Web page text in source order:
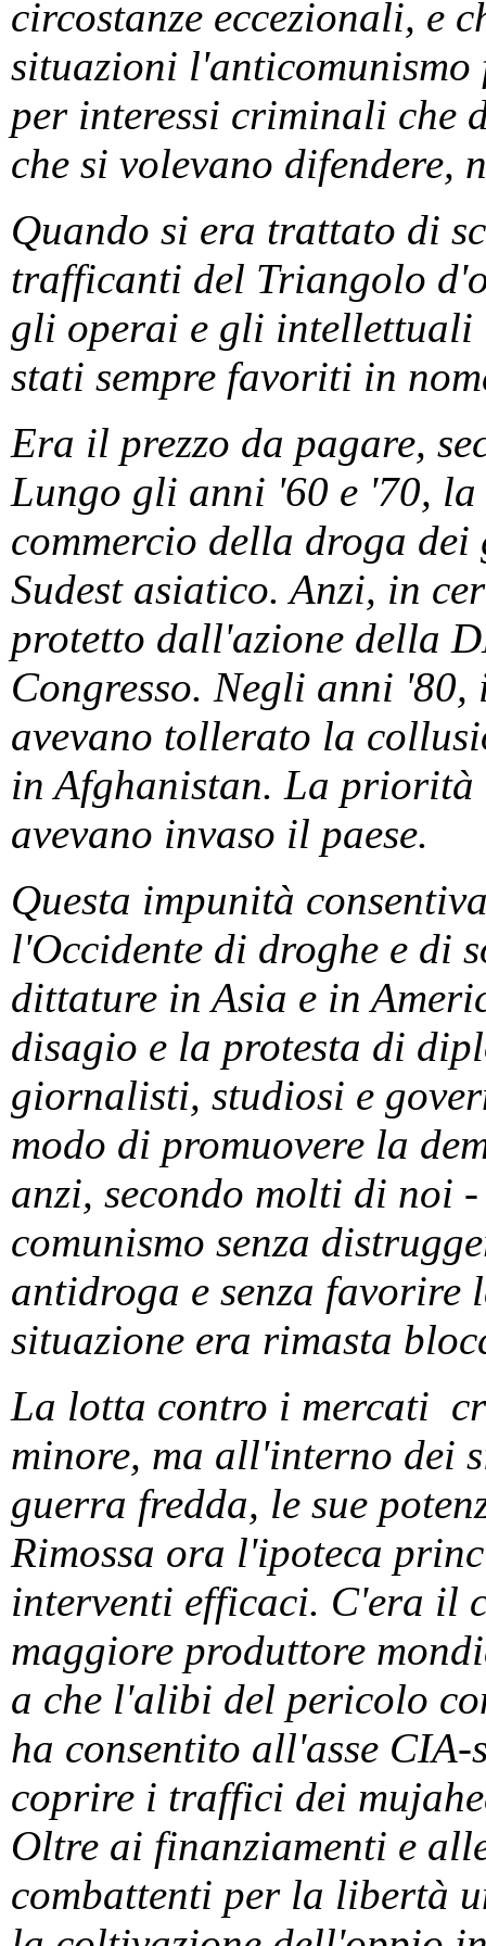
circostanze eccezionali, e
situazioni l'anticomunismo
per interessi criminali che
che si volevano difendere,
Quando si era trattato di
trafficanti del Triangolo
gli operai e gli
stati sempre favoriti in
Era il prezzo da pagare,
Lungo gli anni '60 e '70,
commercio della droga
Sudest asiatico. Anzi, in
protetto dall'azione della
Congresso. Negli anni '80,
avevano tollerato la
in Afghanistan. La
avevano invaso il paese.
Questa impunità
l'Occidente di droghe e di
dittature in Asia e in
disagio e la protesta di
giornalisti, studiosi e
modo di promuovere la
anzi, secondo molti di noi
comunismo senza
antidroga e senza
situazione era rimasta
La lotta contro i mercati
minore, ma all'interno dei
guerra fredda, le sue
Rimossa ora l'ipoteca
interventi efficaci. C'era il
maggiore produttore
a che l'alibi del pericolo
ha consentito all'asse
coprire i traffici dei
Oltre ai finanziamenti e
combattenti per la libertà